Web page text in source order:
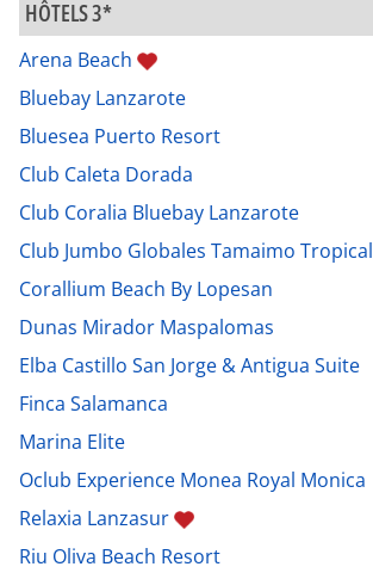
HÔTELS 3*
Arena Beach
Bluebay Lanzarote
Bluesea Puerto Resort
Club Caleta Dorada
Club Coralia Bluebay Lanzarote
Club Jumbo Globales Tamaimo Tropical
Corallium Beach By Lopesan
Dunas Mirador Maspalomas
Elba Castillo San Jorge & Antigua Suite
Finca Salamanca
Marina Elite
Oclub Experience Monea Royal Monica
Relaxia Lanzasur
Riu Oliva Beach Resort